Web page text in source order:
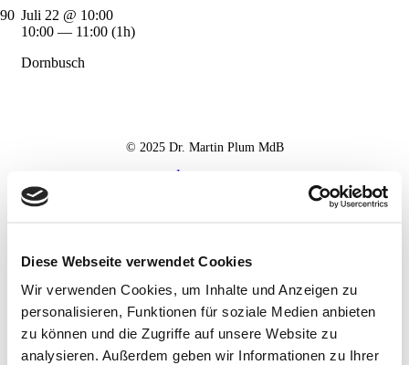
Diese Webseite verwendet Cookies
Wir verwenden Cookies, um Inhalte und Anzeigen zu
personalisieren, Funktionen für soziale Medien anbieten
zu können und die Zugriffe auf unsere Website zu
analysieren. Außerdem geben wir Informationen zu Ihrer
Juli 22 @ 10:00
10:00 — 11:00 (1h)
Dornbusch
© 2025 Dr. Martin Plum MdB
Impressum